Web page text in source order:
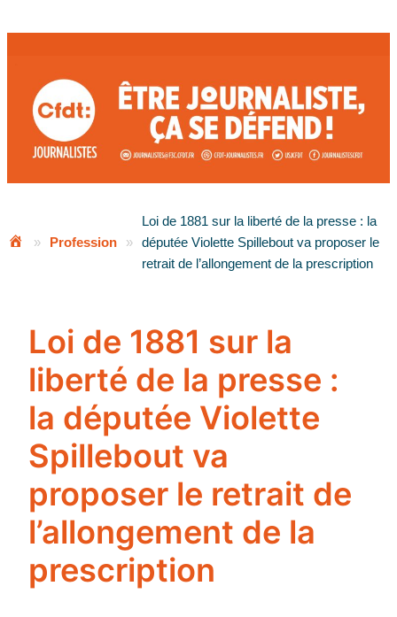
» Profession »
Loi de 1881 sur la liberté de la presse : la
députée Violette Spillebout va proposer le
retrait de l’allongement de la prescription
Loi de 1881 sur la
liberté de la presse :
la députée Violette
Spillebout va
proposer le retrait de
l’allongement de la
prescription